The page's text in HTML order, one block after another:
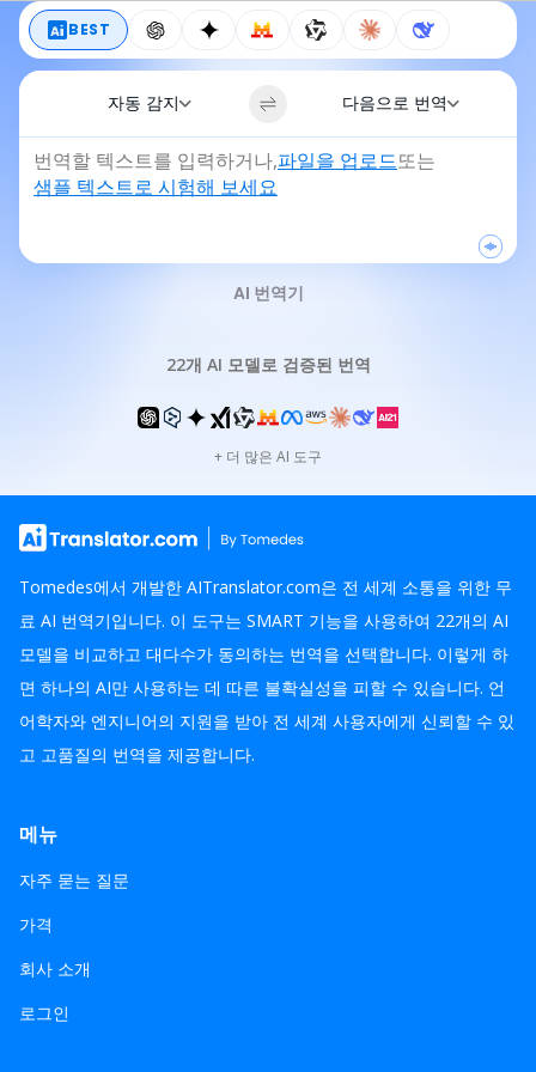
BEST
자동 감지 다음으로 번역
번역할 텍스트를 입력하거나,파일을 업로드또는
샘플 텍스트로 시험해 보세요
AI 번역기
22개 AI 모델로 검증된 번역
+ 더 많은 AI 도구
Tomedes에서 개발한 AITranslator.com은 전 세계 소통을 위한 무
료 AI 번역기입니다. 이 도구는 SMART 기능을 사용하여 22개의 AI
모델을 비교하고 대다수가 동의하는 번역을 선택합니다. 이렇게 하
면 하나의 AI만 사용하는 데 따른 불확실성을 피할 수 있습니다. 언
어학자와 엔지니어의 지원을 받아 전 세계 사용자에게 신뢰할 수 있
고 고품질의 번역을 제공합니다.
메뉴
자주 묻는 질문
가격
회사 소개
로그인